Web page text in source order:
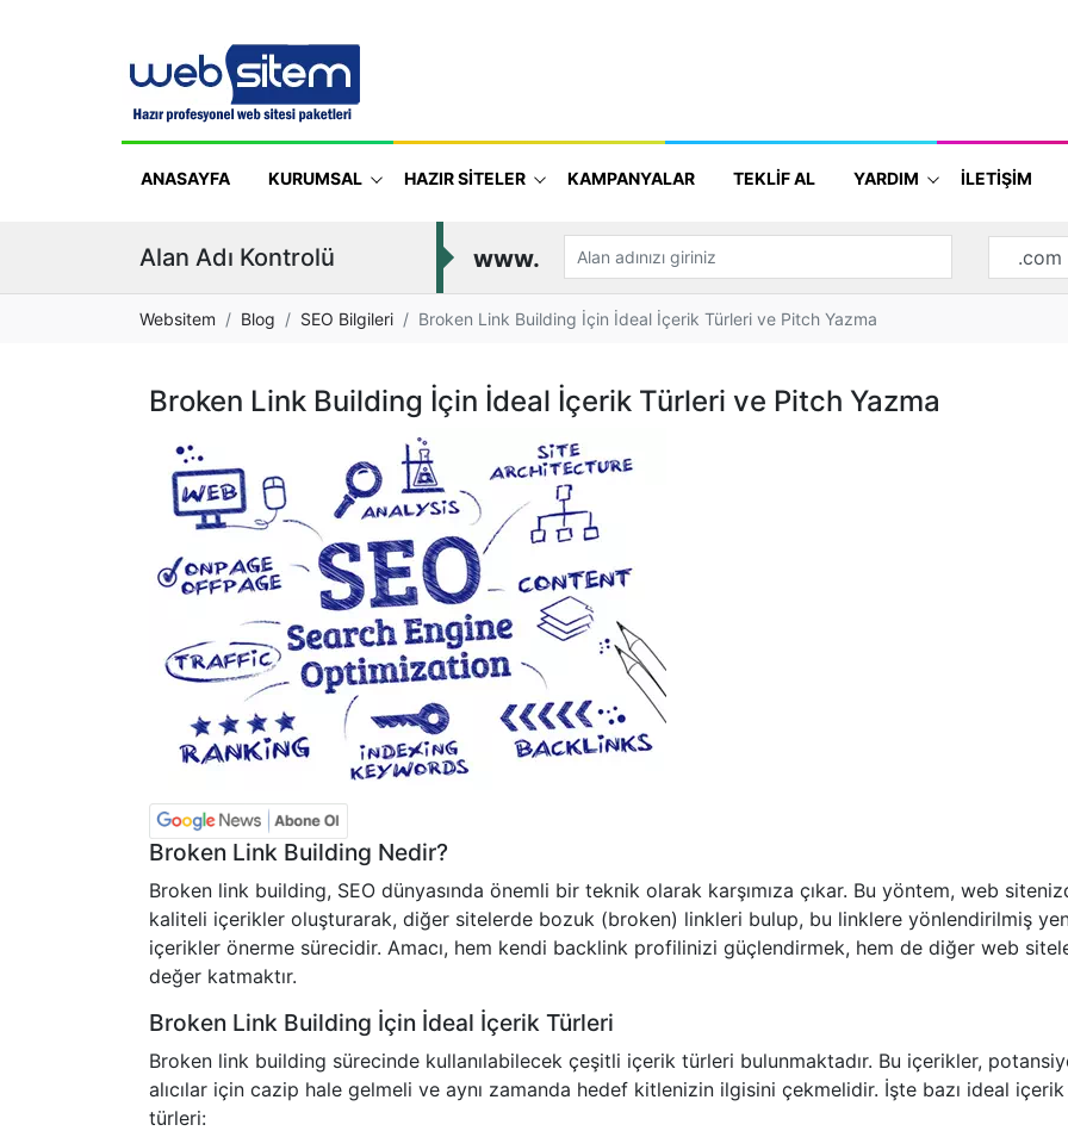
ANASAYFA KURUMSAL HAZIR SİTELER KAMPANYALAR TEKLİF AL YARDIM İLETİŞİM
Alan Adı Kontrolü www.
Websitem Blog SEO Bilgileri Broken Link Building İçin İdeal İçerik Türleri ve Pitch Yazma
Broken Link Building İçin İdeal İçerik Türleri ve Pitch Yazma
Broken Link Building Nedir?
Broken link building, SEO dünyasında önemli bir teknik olarak karşımıza çıkar. Bu yöntem, web
kaliteli içerikler oluşturarak, diğer sitelerde bozuk (broken) linkleri bulup, bu linklere yönlendirilmiş
içerikler önerme sürecidir. Amacı, hem kendi backlink profilinizi güçlendirmek, hem de diğer web
değer katmaktır.
Broken Link Building İçin İdeal İçerik Türleri
Broken link building sürecinde kullanılabilecek çeşitli içerik türleri bulunmaktadır. Bu içerikler,
alıcılar için cazip hale gelmeli ve aynı zamanda hedef kitlenizin ilgisini çekmelidir. İşte bazı ideal içerik
türleri: